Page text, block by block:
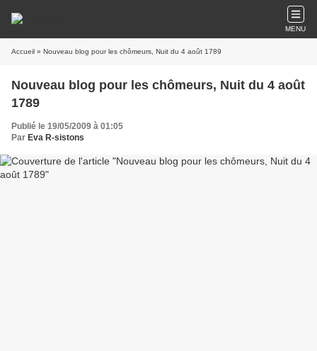
MENU
Accueil » Nouveau blog pour les chômeurs, Nuit du 4 août 1789
Nouveau blog pour les chômeurs, Nuit du 4 août
1789
Publié le 19/05/2009 à 01:05
Par Eva R-sistons